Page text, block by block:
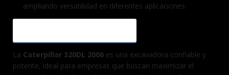
ampliando versatilidad en diferentes aplicaciones.
La Caterpillar 320DL 2006 es una excavadora confiable y
potente, ideal para empresas que buscan maximizar el